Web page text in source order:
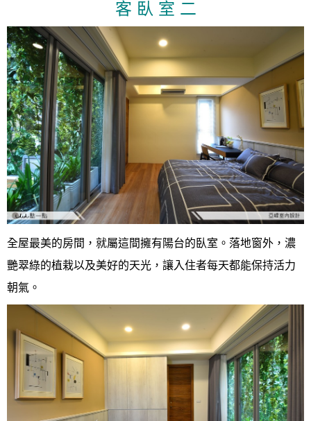
客 臥 室 二
全屋最美的房間，就屬這間擁有陽台的臥室。落地窗外，濃
艷翠綠的植栽以及美好的天光，讓入住者每天都能保持活力
朝氣。